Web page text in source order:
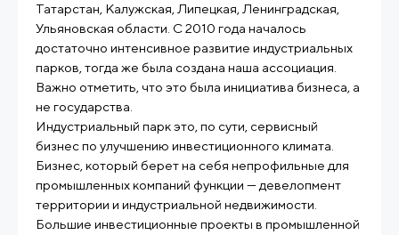
Татарстан, Калужская, Липецкая, Ленинградская,
Ульяновская области. С 2010 года началось
достаточно интенсивное развитие индустриальных
парков, тогда же была создана наша ассоциация.
Важно отметить, что это была инициатива бизнеса, а
не государства.
Индустриальный парк это, по сути, сервисный
бизнес по улучшению инвестиционного климата.
Бизнес, который берет на себя непрофильные для
промышленных компаний функции — девелопмент
территории и индустриальной недвижимости.
Большие инвестиционные проекты в промышленной